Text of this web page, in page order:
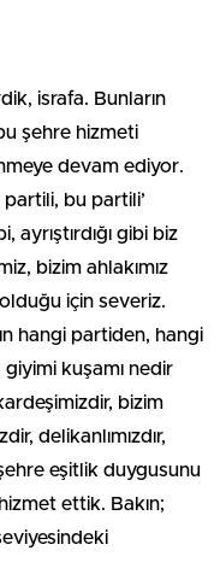
israfa. Bunların
şehre hizmeti
devam ediyor.
bu partili’
ayrıştırdığı gibi biz
bizim ahlakımız
için severiz.
hangi partiden, hangi
kuşamı nedir
bizim
delikanlımızdır,
şehre eşitlik duygusunu
ettik. Bakın;